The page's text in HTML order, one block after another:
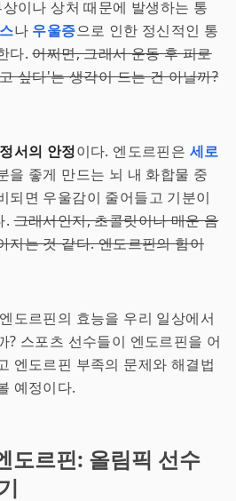
이나 상처 때문에 발생하는 통
나 우울증으로 인한 정신적인 통
다.어쩌면, 그래서 운동 후 피로
싶다'는 생각이 드는 건 아닐까?
정서의 안정이다. 엔도르핀은 세로
을 좋게 만드는 뇌 내 화합물 중
되면 우울감이 줄어들고 기분이
.그래서인지, 초콜릿이나 매운 음
지는 것 같다. 엔도르핀의 힘이
도르핀의 효능을 우리 일상에서
? 스포츠 선수들이 엔도르핀을 어
엔도르핀 부족의 문제와 해결법
예정이다.
도르핀: 올림픽 선수